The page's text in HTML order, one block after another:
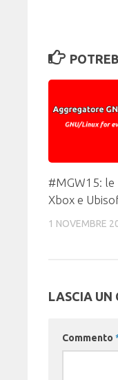
#MGW15: le
Xbox e
1 NOVEMBRE
LASCIA UN
Commento